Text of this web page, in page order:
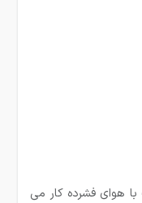
هوای فشرده کار می